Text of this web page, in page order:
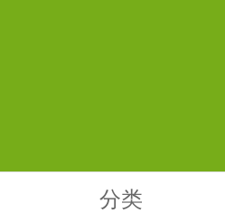
分类